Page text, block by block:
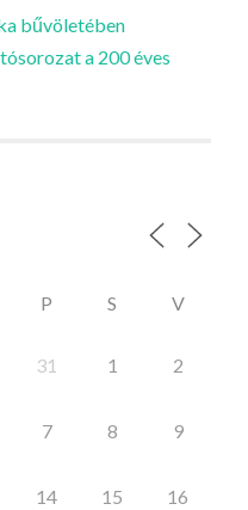
bűvöletében
a 200 éves
P S V
31 1 2
7 8 9
14 15 16